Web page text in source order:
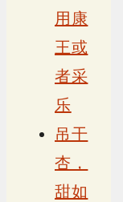
用康
王或
者采
乐
吊干
杏，
甜如